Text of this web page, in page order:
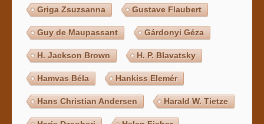
Griga Zsuzsanna Gustave Flaubert
Guy de Maupassant Gárdonyi Géza
H. Jackson Brown H. P. Blavatsky
Hamvas Béla Hankiss Elemér
Hans Christian Andersen Harald W. Tietze